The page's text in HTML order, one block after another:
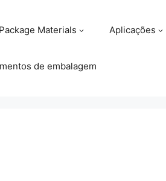
Package Materials Aplicações
de embalagem